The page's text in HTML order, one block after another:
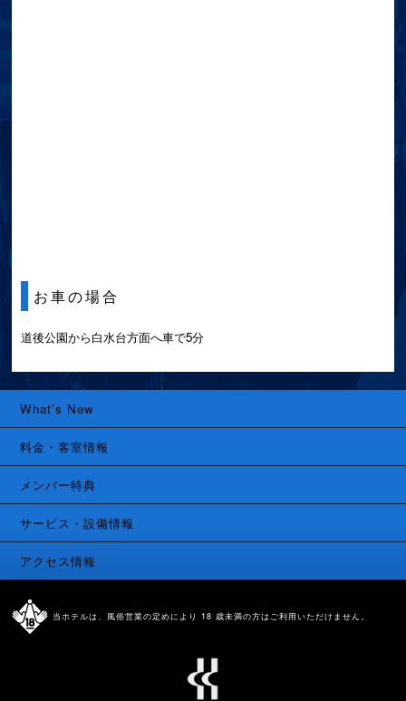
お車の場合
道後公園から白水台方面へ車で5分
What's New
料金・客室情報
メンバー特典
サービス・設備情報
アクセス情報
当ホテルは、風俗営業の定めにより 18 歳未満の方はご利用いただけません。